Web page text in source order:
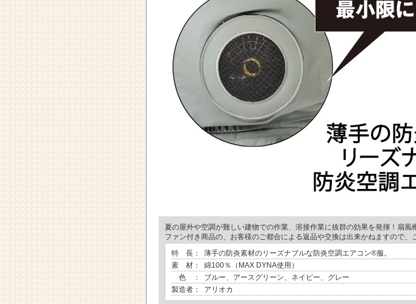
夏の屋外や空調が難しい建物での作業、溶接作業に抜群の効果を発揮！扇風
ファン付き商品の、お客様のご都合による返品や交換は出来かねますので、
特 長：
薄手の防炎素材のリーズナブルな防炎空調エアコン®服。
素 材：
綿100％（MAX DYNA使用）
色 ：
ブルー、アースグリーン、ネイビー、グレー
製造者：
アリオカ